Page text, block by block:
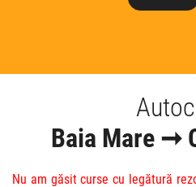
Baia Mare ➞
Nu am găsit curse cu legătură